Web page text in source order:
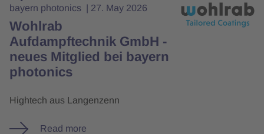
bayern photonics
27. May 2026
Wohlrab
Aufdampftechnik GmbH -
neues Mitglied bei bayern
photonics
Hightech aus Langenzenn
Read more